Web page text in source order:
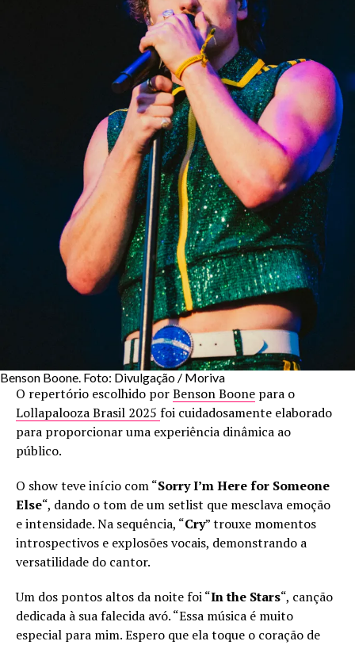
Benson Boone. Foto: Divulgação / Moriva
O repertório escolhido porBenson Boone para o
Lollapalooza Brasil 2025 foi cuidadosamente elaborado
para proporcionar uma experiência dinâmica ao
público.
O show teve início com “Sorry I’m Here for Someone
Else“, dando o tom de um setlist que mesclava emoção
e intensidade. Na sequência, “Cry” trouxe momentos
introspectivos e explosões vocais, demonstrando a
versatilidade do cantor.
Um dos pontos altos da noite foi “In the Stars“, canção
dedicada à sua falecida avó. “Essa música é muito
especial para mim. Espero que ela toque o coração de